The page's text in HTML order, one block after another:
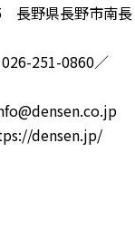
野市南長
／